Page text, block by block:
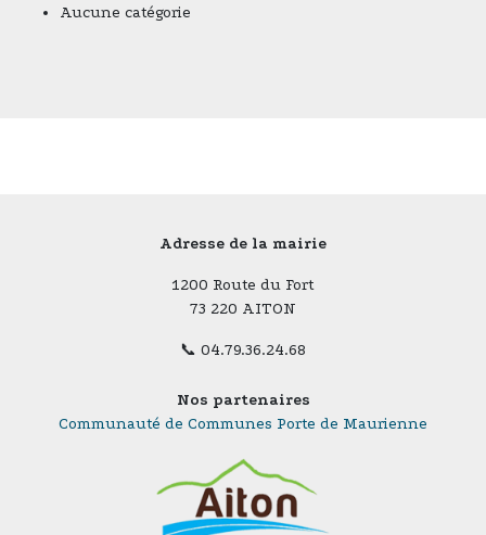
Aucune catégorie
Adresse de la mairie
1200 Route du Fort
73 220 AITON
📞 04.79.36.24.68
Nos partenaires
Communauté de Communes Porte de Maurienne